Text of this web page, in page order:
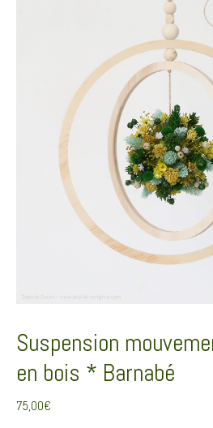
Suspension
en bois * Barnabé
75,00€